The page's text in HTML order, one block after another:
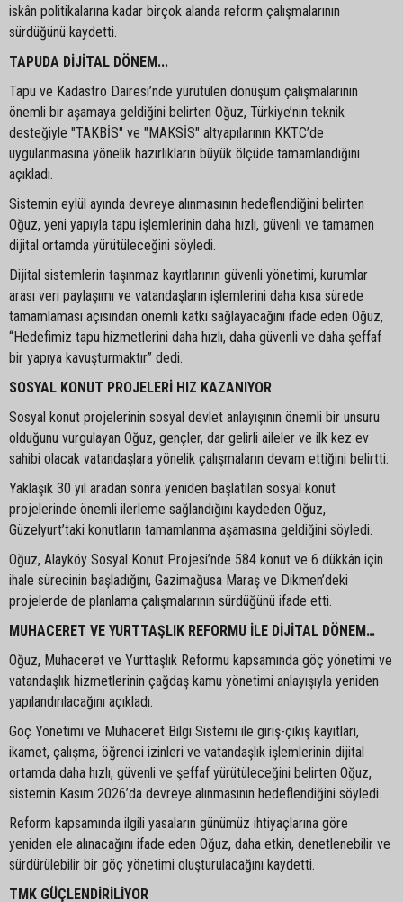
iskân politikalarına kadar birçok alanda reform çalışmalarının
sürdüğünü kaydetti.
TAPUDA DİJİTAL DÖNEM...
Tapu ve Kadastro Dairesi’nde yürütülen dönüşüm çalışmalarının
önemli bir aşamaya geldiğini belirten Oğuz, Türkiye’nin teknik
desteğiyle "TAKBİS" ve "MAKSİS" altyapılarının KKTC’de
uygulanmasına yönelik hazırlıkların büyük ölçüde tamamlandığını
açıkladı.
Sistemin eylül ayında devreye alınmasının hedeflendiğini belirten
Oğuz, yeni yapıyla tapu işlemlerinin daha hızlı, güvenli ve tamamen
dijital ortamda yürütüleceğini söyledi.
Dijital sistemlerin taşınmaz kayıtlarının güvenli yönetimi, kurumlar
arası veri paylaşımı ve vatandaşların işlemlerini daha kısa sürede
tamamlaması açısından önemli katkı sağlayacağını ifade eden Oğuz,
“Hedefimiz tapu hizmetlerini daha hızlı, daha güvenli ve daha şeffaf
bir yapıya kavuşturmaktır” dedi.
SOSYAL KONUT PROJELERİ HIZ KAZANIYOR
Sosyal konut projelerinin sosyal devlet anlayışının önemli bir unsuru
olduğunu vurgulayan Oğuz, gençler, dar gelirli aileler ve ilk kez ev
sahibi olacak vatandaşlara yönelik çalışmaların devam ettiğini belirtti.
Yaklaşık 30 yıl aradan sonra yeniden başlatılan sosyal konut
projelerinde önemli ilerleme sağlandığını kaydeden Oğuz,
Güzelyurt’taki konutların tamamlanma aşamasına geldiğini söyledi.
Oğuz, Alayköy Sosyal Konut Projesi’nde 584 konut ve 6 dükkân için
ihale sürecinin başladığını, Gazimağusa Maraş ve Dikmen’deki
projelerde de planlama çalışmalarının sürdüğünü ifade etti.
MUHACERET VE YURTTAŞLIK REFORMU İLE DİJİTAL DÖNEM…
Oğuz, Muhaceret ve Yurttaşlık Reformu kapsamında göç yönetimi ve
vatandaşlık hizmetlerinin çağdaş kamu yönetimi anlayışıyla yeniden
yapılandırılacağını açıkladı.
Göç Yönetimi ve Muhaceret Bilgi Sistemi ile giriş-çıkış kayıtları,
ikamet, çalışma, öğrenci izinleri ve vatandaşlık işlemlerinin dijital
ortamda daha hızlı, güvenli ve şeffaf yürütüleceğini belirten Oğuz,
sistemin Kasım 2026’da devreye alınmasının hedeflendiğini söyledi.
Reform kapsamında ilgili yasaların günümüz ihtiyaçlarına göre
yeniden ele alınacağını ifade eden Oğuz, daha etkin, denetlenebilir ve
sürdürülebilir bir göç yönetimi oluşturulacağını kaydetti.
TMK GÜÇLENDİRİLİYOR